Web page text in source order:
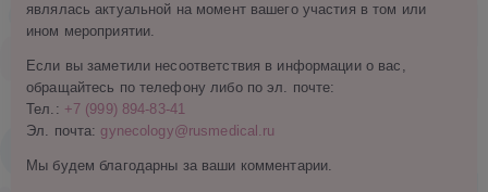
являлась актуальной на момент вашего участия в том или
ином мероприятии.
Если вы заметили несоответствия в информации о вас,
обращайтесь по телефону либо по эл. почте:
Тел.: +7 (999) 894-83-41
Эл. почта: gynecology@rusmedical.ru
Мы будем благодарны за ваши комментарии.